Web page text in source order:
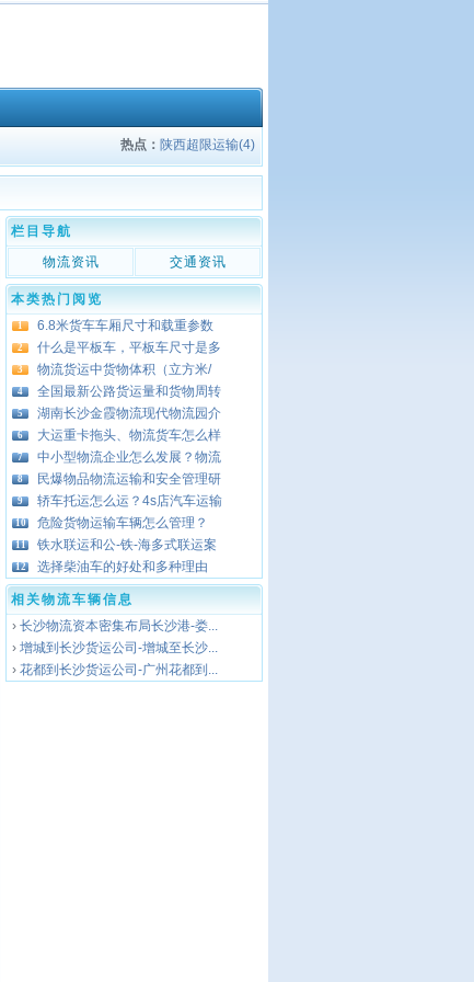
热点： 陕西超限运输(4)
栏目导航
物流资讯
交通资讯
本类热门阅览
1 6.8米货车车厢尺寸和载重参数
2 什么是平板车，平板车尺寸是多
3 物流货运中货物体积（立方米/
4 全国最新公路货运量和货物周转
5 湖南长沙金霞物流现代物流园介
6 大运重卡拖头、物流货车怎么样
7 中小型物流企业怎么发展？物流
8 民爆物品物流运输和安全管理研
9 轿车托运怎么运？4s店汽车运输
10 危险货物运输车辆怎么管理？
11 铁水联运和公-铁-海多式联运案
12 选择柴油车的好处和多种理由
相关物流车辆信息
› 长沙物流资本密集布局长沙港-娄...
› 增城到长沙货运公司-增城至长沙...
› 花都到长沙货运公司-广州花都到...